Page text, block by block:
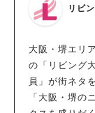
リビ
大阪・堺エリ
の「リビング
員」が街ネタ
「大阪・堺の